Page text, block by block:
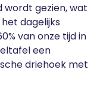
wordt gezien, wat
dagelijks
van onze tijd in
een
driehoek met